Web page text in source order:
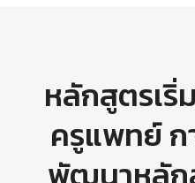
หลักสูตรเริ่
ครูแพทย์ ก